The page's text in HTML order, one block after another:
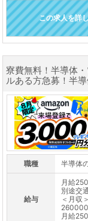
この求人を詳
寮費無料！半導体
ルある方急募！半
職種 半導体
給与
月給
別途交
＜月収＞
月給